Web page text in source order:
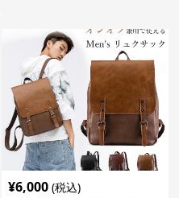
¥6,000 (税込)